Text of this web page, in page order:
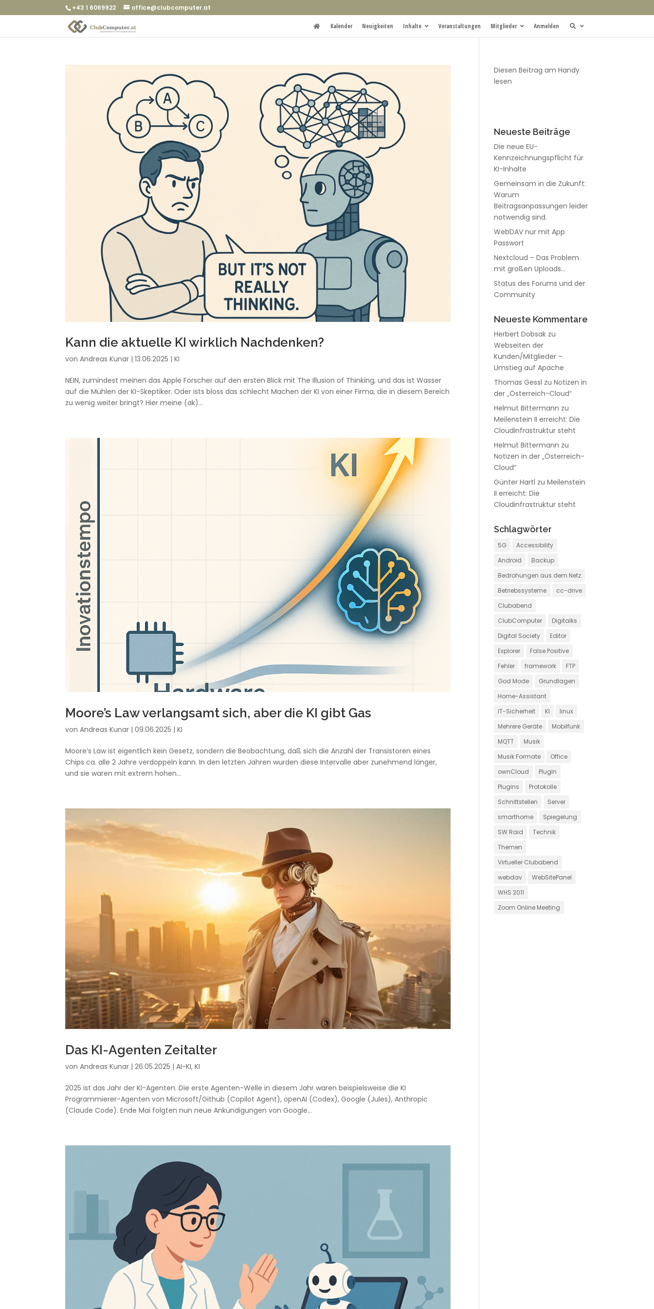
+43 1 6069922 office@clubcomputer.at
Kalender Neuigkeiten Inhalte Veranstaltungen Mitglieder Anmelden
Kann die aktuelle KI wirklich Nachdenken?
vonAndreas Kunar |13.06.2025 |KI
NEIN, zumindest meinen das Apple Forscher auf den ersten Blick mit The Illusion of Thinking, und das ist Wasser
auf die Mühlen der KI-Skeptiker. Oder ists bloss das schlecht Machen der KI von einer Firma, die in diesem Bereich
zu wenig weiter bringt? Hier meine (ak)...
Moore’s Law verlangsamt sich, aber die KI gibt Gas
vonAndreas Kunar |09.06.2025 |KI
Moore’s Law ist eigentlich kein Gesetz, sondern die Beobachtung, daß sich die Anzahl der Transistoren eines
Chips ca. alle 2 Jahre verdoppeln kann. In den letzten Jahren wurden diese Intervalle aber zunehmend länger,
und sie waren mit extrem hohen...
Das KI-Agenten Zeitalter
vonAndreas Kunar |26.05.2025 |AI-KI,KI
2025 ist das Jahr der KI-Agenten. Die erste Agenten-Welle in diesem Jahr waren beispielsweise die KI
Programmierer-Agenten von Microsoft/Github (Copilot Agent), openAI (Codex), Google (Jules), Anthropic
(Claude Code). Ende Mai folgten nun neue Ankündigungen von Google...
Diesen Beitrag am Handy
lesen
Neueste Beiträge
Die neue EU-
Kennzeichnungspflicht für
KI-Inhalte
Gemeinsam in die Zukunft:
Warum
Beitragsanpassungen leider
notwendig sind.
WebDAV nur mit App
Passwort
Nextcloud – Das Problem
mit großen Uploads…
Status des Forums und der
Community
Neueste Kommentare
Herbert Dobsak zu
Webseiten der
Kunden/Mitglieder –
Umstieg auf Apache
Thomas Gessl zuNotizen in
der „Österreich-Cloud“
Helmut Bittermann zu
Meilenstein II erreicht: Die
Cloudinfrastruktur steht
Helmut Bittermann zu
Notizen in der „Österreich-
Cloud“
Günter Hartl zuMeilenstein
II erreicht: Die
Cloudinfrastruktur steht
Schlagwörter
5G
Accessibility
Android
Backup
Bedrohungen aus dem Netz
Betriebssysteme
cc-drive
Clubabend
ClubComputer
Digitalks
Digital Society
Editor
Explorer
False Positive
Fehler
framework
FTP
God Mode
Grundlagen
Home-Assistant
IT-Sicherheit
KI
linux
Mehrere Geräte
Mobilfunk
MQTT
Musik
Musik Formate
Office
ownCloud
PlugIn
Plugins
Protokolle
Schnittstellen
Server
smarthome
Spiegelung
SW Raid
Technik
Themen
Virtueller Clubabend
webdav
WebSitePanel
WHS 2011
Zoom Online Meeting